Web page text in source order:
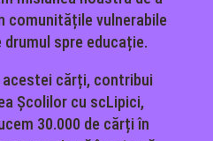
comunitățile vulnerabile
drumul spre educație.
acestei cărți, contribui
Școlilor cu scLipici,
30.000 de cărți în